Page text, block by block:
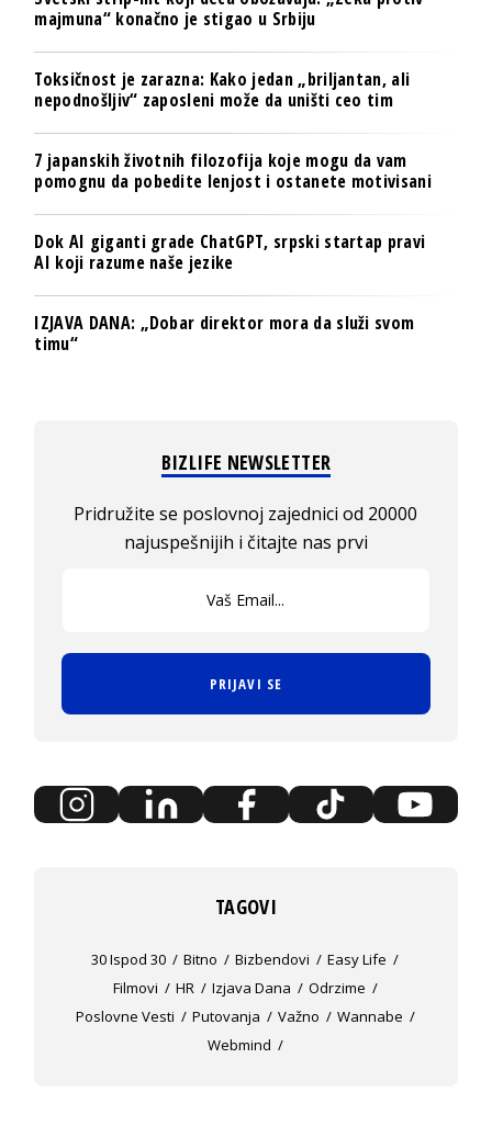
majmuna“ konačno je stigao u Srbiju
Toksičnost je zarazna: Kako jedan „briljantan, ali
nepodnošljiv“ zaposleni može da uništi ceo tim
7 japanskih životnih filozofija koje mogu da vam
pomognu da pobedite lenjost i ostanete motivisani
Dok AI giganti grade ChatGPT, srpski startap pravi
AI koji razume naše jezike
IZJAVA DANA: „Dobar direktor mora da služi svom
timu“
BIZLIFE NEWSLETTER
Pridružite se poslovnoj zajednici od 20000
najuspešnijih i čitajte nas prvi
PRIJAVI SE
TAGOVI
30 Ispod 30 Bitno Bizbendovi
Easy Life
Filmovi
HR Izjava Dana
Odrzime
Poslovne Vesti
Putovanja Važno
Wannabe
Webmind